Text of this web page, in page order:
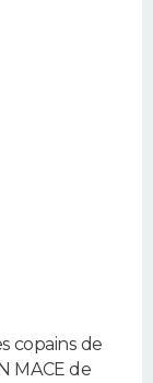
copains de
MACE de